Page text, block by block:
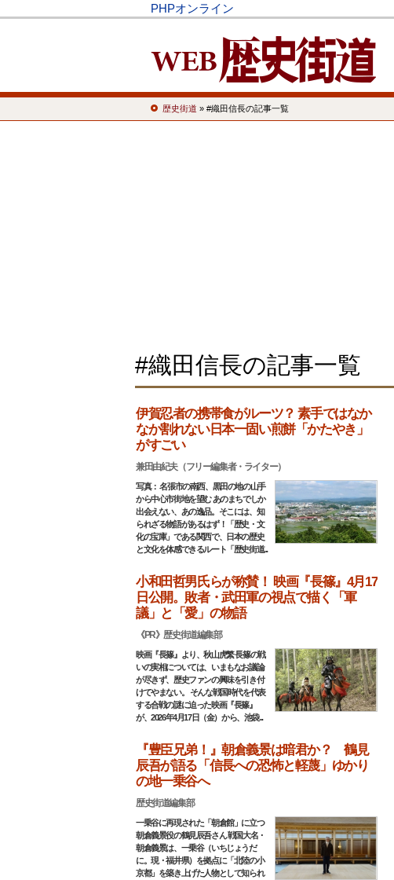
PHPオンライン
歴史街道 » #織田信長の記事一覧
#織田信長の記事一覧
伊賀忍者の携帯食がルーツ？ 素手ではなか
なか割れない日本一固い煎餅「かたやき」
がすごい
兼田由紀夫（フリー編集者・ライター）
写真： 名張市の南西、黒田の地の山手
から中心市街地を望む あのまちでしか
出会えない、あの逸品。そこには、知
られざる物語があるはず！「歴史・文
化の宝庫」である関西で、日本の歴史
と文化を体感できるルート「歴史街道...
小和田哲男氏らが称賛！ 映画『長篠』4月17
日公開。敗者・武田軍の視点で描く「軍
議」と「愛」の物語
《PR》歴史街道編集部
映画『長篠』より、秋山虎繁 長篠の戦
いの実相については、いまもなお議論
が尽きず、歴史ファンの興味を引き付
けてやまない。 そんな戦国時代を代表
する合戦の謎に迫った映画『長篠』
が、2026年4月17日（金）から、池袋...
『豊臣兄弟！』朝倉義景は暗君か？ 鶴見
辰吾が語る「信長への恐怖と軽蔑」ゆかり
の地一乗谷へ
歴史街道編集部
一乗谷に再現された「朝倉館」に立つ
朝倉義景役の鶴見辰吾さん 戦国大名・
朝倉義景は、一乗谷（いちじょうだ
に。現・福井県）を拠点に「北陸の小
京都」を築き上げた人物として知られ